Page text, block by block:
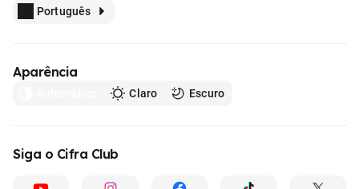
Português
Aparência
Claro Escuro
Siga o Cifra Club